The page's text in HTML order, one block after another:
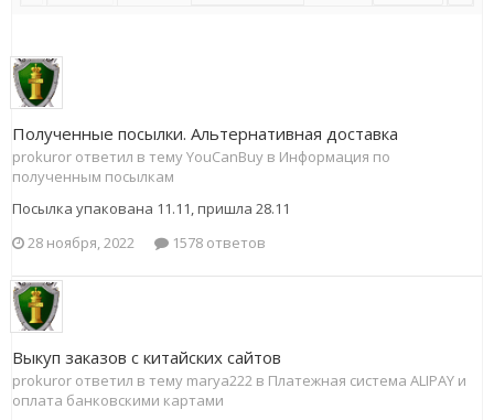
Полученные посылки. Альтернативная доставка
prokuror ответил в тему YouCanBuy в Информация по
полученным посылкам
Посылка упакована 11.11, пришла 28.11
28 ноября, 2022
1578 ответов
Выкуп заказов с китайских сайтов
prokuror ответил в тему marya222 в Платежная система ALIPAY и
оплата банковскими картами